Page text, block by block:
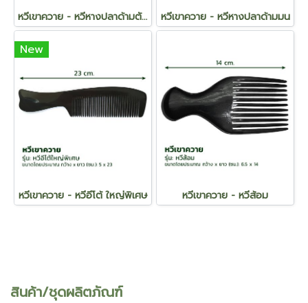
หวีเขาควาย - หวีหางปลาด้ามตัด หวีเขาควาย - หวีหางปลาด้ามมน
New
หวีเขาควาย - หวีอีโต้ ใหญ่พิเศษ หวีเขาควาย - หวีส้อม
สินค้า/ชุดผลิตภัณฑ์